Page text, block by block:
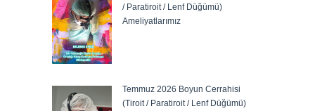
/ Paratiroit / Lenf Düğümü)
Ameliyatlarımız
Temmuz 2026 Boyun Cerrahisi
(Tiroit / Paratiroit / Lenf Düğümü)